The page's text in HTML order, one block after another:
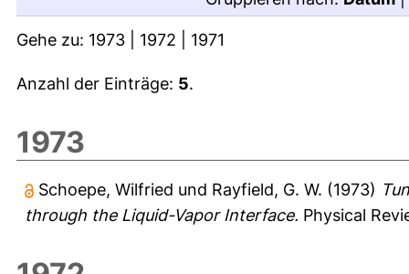
Gehe zu: 1973 1972 1971
Anzahl der Einträge: 5.
1973
Schoepe, Wilfried und Rayfield, G. W. (1973)
through the Liquid-Vapor Interface. Physical